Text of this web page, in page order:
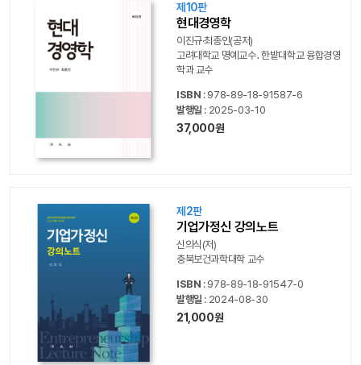
제10판
현대경영학
이진규·최종인(공저)
고려대학교 명예교수․한밭대학교 융합경영
학과 교수
ISBN : 978-89-18-91587-6
발행일 : 2025-03-10
37,000원
제2판
기업가정신 강의노트
신의식(저)
충북보건과학대학 교수
ISBN : 978-89-18-91547-0
발행일 : 2024-08-30
21,000원